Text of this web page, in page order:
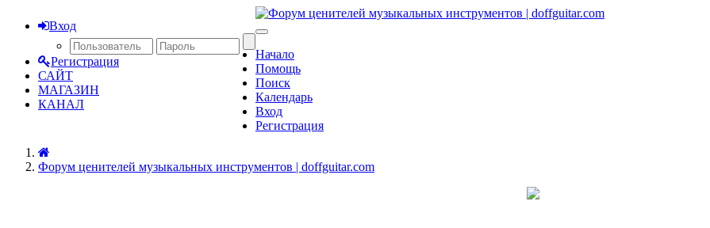
Вход
Регистрация
САЙТ
МАГАЗИН
КАНАЛ
Начало
Помощь
Поиск
Календарь
Вход
Регистрация
Форум ценителей музыкальных инструментов | doffguitar.com